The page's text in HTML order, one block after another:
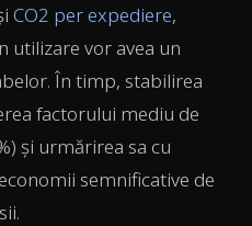
CO2 per expediere,
utilizare vor avea un
În timp, stabilirea
factorului mediu de
și urmărirea sa cu
semnificative de